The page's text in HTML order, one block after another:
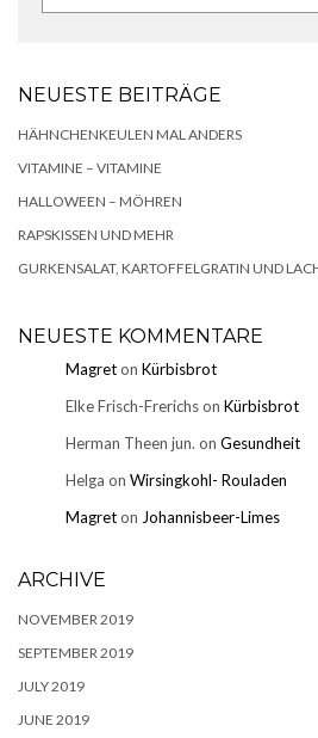
NEUESTE BEITRÄGE
HÄHNCHENKEULEN MAL ANDERS
VITAMINE – VITAMINE
HALLOWEEN – MÖHREN
RAPSKISSEN UND MEHR
GURKENSALAT, KARTOFFELGRATIN UND
NEUESTE KOMMENTARE
Magreton Kürbisbrot
Elke Frisch-Frerichson Kürbisbrot
Herman Theen jun. on Gesundheit
Helga on Wirsingkohl- Rouladen
Magreton Johannisbeer-Limes
ARCHIVE
NOVEMBER 2019
SEPTEMBER 2019
JULY 2019
JUNE 2019